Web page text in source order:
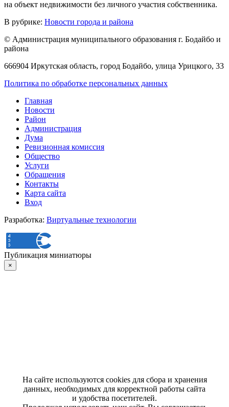
на объект недвижимости без личного участия собственника.
В рубрике: Новости города и района
© Администрация муниципального образования г. Бодайбо и
района
666904 Иркутская область, город Бодайбо, улица Урицкого, 33
Политика по обработке персональных данных
Главная
Новости
Район
Администрация
Дума
Ревизионная комиссия
Общество
Услуги
Обращения
Контакты
Карта сайта
Вход
Разработка: Виртуальные технологии
Публикация миниатюры
×
На сайте используются cookies для сбора и хранения
данных, необходимых для корректной работы сайта
и удобства посетителей.